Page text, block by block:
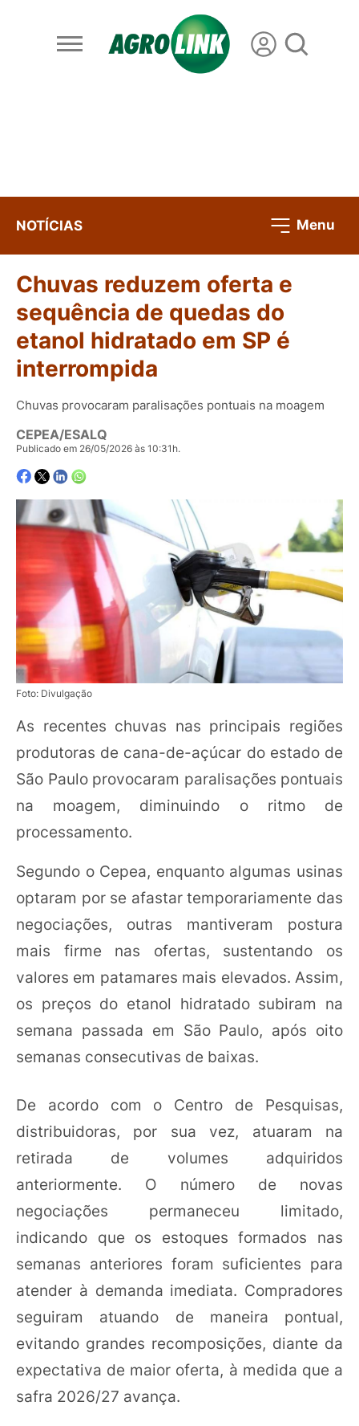
NOTÍCIAS Menu
Chuvas reduzem oferta e
sequência de quedas do
etanol hidratado em SP é
interrompida
Chuvas provocaram paralisações pontuais na moagem
CEPEA/ESALQ
Publicado em 26/05/2026 às 10:31h.
Foto: Divulgação
As recentes chuvas nas principais regiões
produtoras de cana-de-açúcar do estado de
São Paulo provocaram paralisações pontuais
na moagem, diminuindo o ritmo de
processamento.
Segundo o Cepea, enquanto algumas usinas
optaram por se afastar temporariamente das
negociações, outras mantiveram postura
mais firme nas ofertas, sustentando os
valores em patamares mais elevados. Assim,
os preços do etanol hidratado subiram na
semana passada em São Paulo, após oito
semanas consecutivas de baixas.
De acordo com o Centro de Pesquisas,
distribuidoras, por sua vez, atuaram na
retirada de volumes adquiridos
anteriormente. O número de novas
negociações permaneceu limitado,
indicando que os estoques formados nas
semanas anteriores foram suficientes para
atender à demanda imediata. Compradores
seguiram atuando de maneira pontual,
evitando grandes recomposições, diante da
expectativa de maior oferta, à medida que a
safra 2026/27 avança.